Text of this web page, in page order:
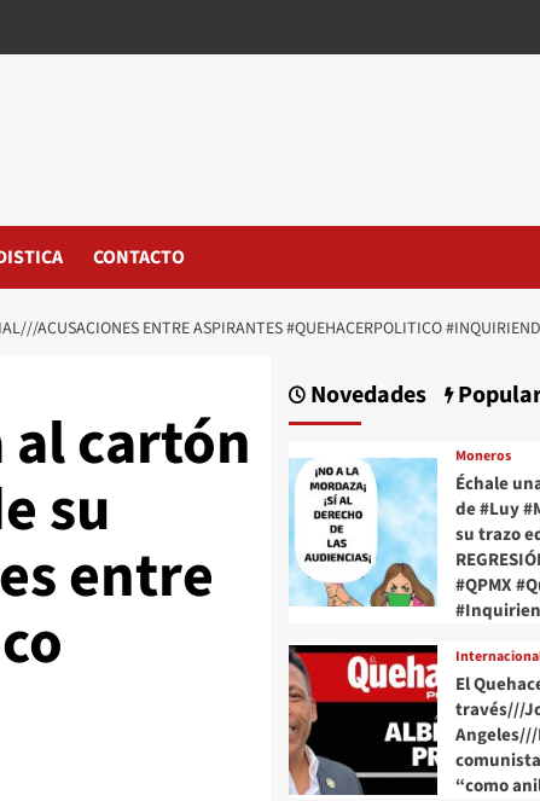
CONTACTO
ACUSACIONES ENTRE ASPIRANTES #QUEHACERPOLITICO
al cartón
su
entre
Novedades
Moneros
Échale
de #Luy
su trazo
#QPMX
El
través///
“como